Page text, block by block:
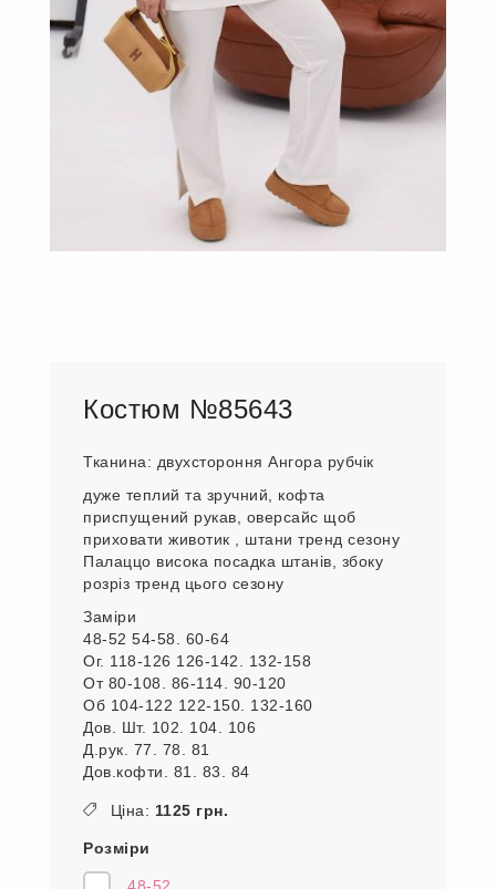
Костюм №85643
Тканина: двухстороння Ангора рубчік
дуже теплий та зручний, кофта
приспущений рукав, оверсайс щоб
приховати животик , штани тренд сезону
Палаццо висока посадка штанів, збоку
розріз тренд цього сезону
Заміри
48-52 54-58. 60-64
Ог. 118-126 126-142. 132-158
От 80-108. 86-114. 90-120
Об 104-122 122-150. 132-160
Дов. Шт. 102. 104. 106
Д.рук. 77. 78. 81
Дов.кофти. 81. 83. 84
Ціна: 1125 грн.
Розміри